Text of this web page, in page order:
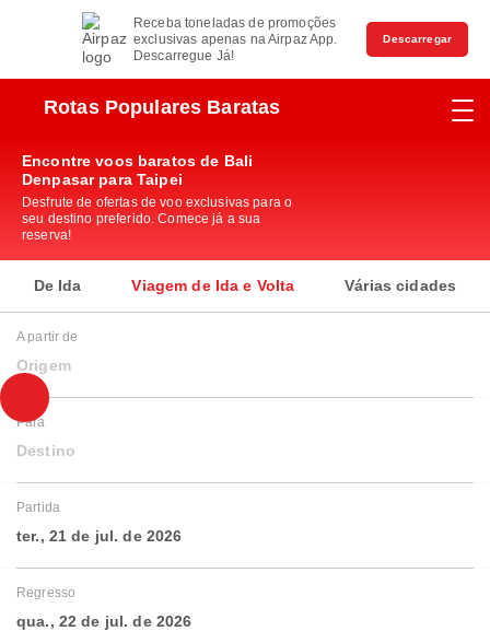
Receba toneladas de promoções
exclusivas apenas na Airpaz App.
Descarregue Já!
Descarregar
Rotas Populares Baratas
Encontre voos baratos de Bali
Denpasar para Taipei
Desfrute de ofertas de voo exclusivas para o
seu destino preferido. Comece já a sua
reserva!
De Ida Viagem de Ida e Volta Várias cidades
A partir de
Origem
Para
Destino
Partida
ter., 21 de jul. de 2026
Regresso
qua., 22 de jul. de 2026